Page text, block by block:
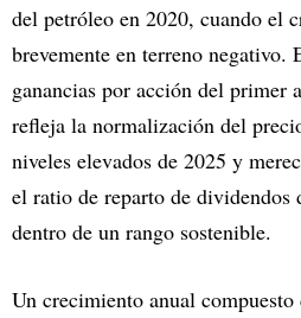
del petróleo en 2020, cuando el
brevemente en terreno negativo.
ganancias por acción del primer
refleja la normalización del
niveles elevados de 2025 y
el ratio de reparto de dividendos
dentro de un rango sostenible.
Un crecimiento anual